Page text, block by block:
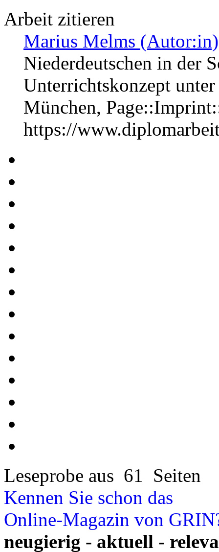
Arbeit zitieren
Marius Melms (Autor:in)
Niederdeutschen in der
Unterrichtskonzept
München,
https://
Leseprobe aus 61 Seiten
Kennen Sie schon das
Online-Magazin von
neugierig - aktuell -